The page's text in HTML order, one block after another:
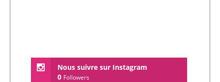
Nous suivre sur Instagram
0 Followers